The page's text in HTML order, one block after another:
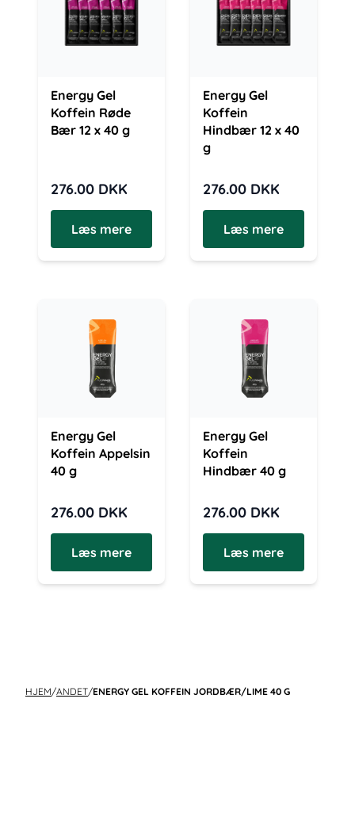
Energy Gel
Koffein Røde
Bær 12 x 40 g
276.00 DKK
Læs mere
Energy Gel
Koffein
Hindbær 12 x 40
g
276.00 DKK
Læs mere
Energy Gel
Koffein Appelsin
40 g
276.00 DKK
Læs mere
Energy Gel
Koffein
Hindbær 40 g
276.00 DKK
Læs mere
HJEM/ANDET/ENERGY GEL KOFFEIN JORDBÆR/LIME 40 G